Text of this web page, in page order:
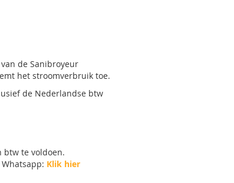
de Sanibroyeur
het stroomverbruik toe.
de Nederlandse btw
btw te voldoen.
Whatsapp: Klik hier